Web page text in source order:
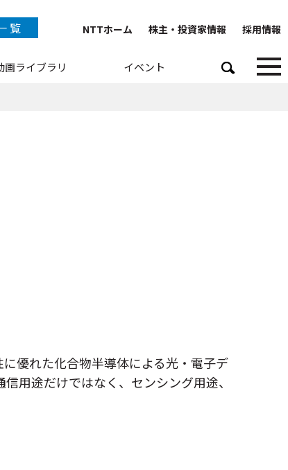
覧 NTTホーム 株主・投資家情報 採用情報
技術総合研究所
未来ねっと研究所
画ライブラリ イベント
優れた化合物半導体による光・電子デ
用途だけではなく、センシング用途、